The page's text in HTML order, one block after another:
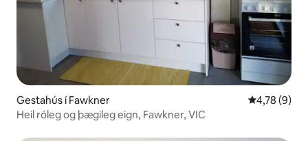
Gestahús í Fawkner 4,78 af 5 í
4,78 (9)
Heil róleg og þægileg eign, Fawkner, VIC